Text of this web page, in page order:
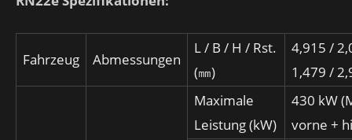
Fahrzeug Abmessungen
L / B / H / Rst.
(㎜)
4,915 /
1,479 /
Maximale
Leistung (kW)
430 kW
vorne +